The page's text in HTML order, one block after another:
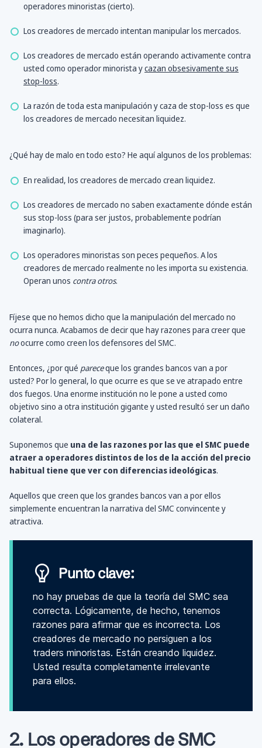
operadores minoristas (cierto).
Los creadores de mercado intentan manipular los mercados.
Los creadores de mercado están operando activamente contra
usted como operador minorista ycazan obsesivamente sus
stop-loss.
La razón de toda esta manipulación y caza de stop-loss es que
los creadores de mercado necesitan liquidez.
¿Qué hay de malo en todo esto? He aquí algunos de los problemas:
En realidad, los creadores de mercado crean liquidez.
Los creadores de mercado no saben exactamente dónde están
sus stop-loss (para ser justos, probablemente podrían
imaginarlo).
Los operadores minoristas son peces pequeños. A los
creadores de mercado realmente no les importa su existencia.
Operan unos contra otros.
Fíjese que no hemos dicho que la manipulación del mercado no
ocurra nunca. Acabamos de decir que hay razones para creer que
noocurre como creen los defensores del SMC.
Entonces, ¿por qué pareceque los grandes bancos van a por
usted? Por lo general, lo que ocurre es que se ve atrapado entre
dos fuegos. Una enorme institución no le pone a usted como
objetivo sino a otra institución gigante y usted resultó ser un daño
colateral.
Suponemos que una de las razones por las que el SMC puede
atraer a operadores distintos de los de la acción del precio
habitual tiene que ver con diferencias ideológicas.
Aquellos que creen que los grandes bancos van a por ellos
simplemente encuentran la narrativa del SMC convincente y
atractiva.
Punto clave:
no hay pruebas de que la teoría del SMC sea
correcta. Lógicamente, de hecho, tenemos
razones para afirmar que es incorrecta. Los
creadores de mercado no persiguen a los
traders minoristas. Están creando liquidez.
Usted resulta completamente irrelevante
para ellos.
2. Los operadores de SMC